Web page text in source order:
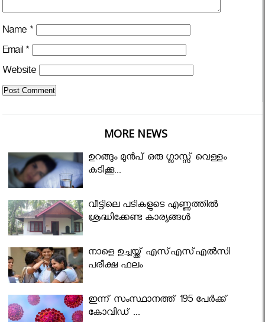
Name *
Email *
Website
MORE NEWS
ഉറങ്ങും മുന്‍പ് ഒരു ഗ്ലാസ്സ് വെള്ളം
കുടിക്കൂ...
വീട്ടിലെ പടികളുടെ എണ്ണത്തിൽ
ശ്രദ്ധിക്കേണ്ട കാര്യങ്ങൾ
നാളെ ഉച്ചയ്ക്ക് എസ്എസ്എല്‍സി
പരീക്ഷ ഫലം
ഇന്ന് സംസ്ഥാനത്ത് 195 പേര്‍ക്ക്
കോവിഡ് ...